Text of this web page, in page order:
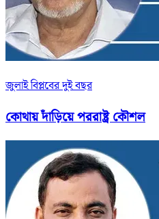
জুলাই বিপ্লবের দুই বছর
কোথায় দাঁড়িয়ে পররাষ্ট্র কৌশল